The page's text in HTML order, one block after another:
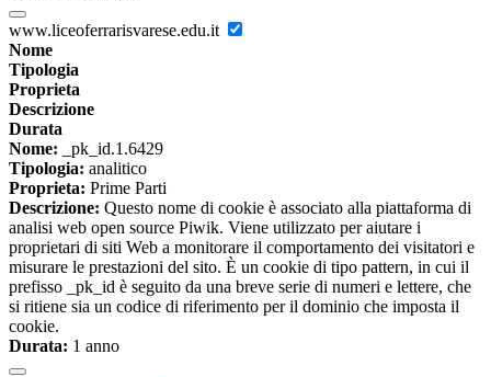
www.liceoferrarisvarese.edu.it
Nome
Tipologia
Proprieta
Descrizione
Durata
Nome: _pk_id.1.6429
Tipologia: analitico
Proprieta: Prime Parti
Descrizione: Questo nome di cookie è associato alla piattaforma di
analisi web open source Piwik. Viene utilizzato per aiutare i
proprietari di siti Web a monitorare il comportamento dei visitatori e
misurare le prestazioni del sito. È un cookie di tipo pattern, in cui il
prefisso _pk_id è seguito da una breve serie di numeri e lettere, che
si ritiene sia un codice di riferimento per il dominio che imposta il
cookie.
Durata: 1 anno